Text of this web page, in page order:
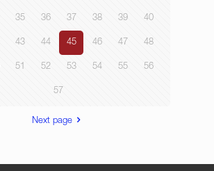
35 36 37 38 39 40
43 44 45 46 47 48
51 52 53 54 55 56
57
Next page